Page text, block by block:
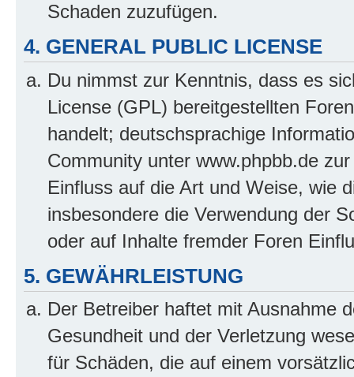
Schaden zuzufügen.
4. GENERAL PUBLIC LICENSE
Du nimmst zur Kenntnis, dass es
License (GPL) bereitgestellten
handelt; deutschsprachige
Community unter www.phpbb.de
Einfluss auf die Art und Weise, wie
insbesondere die Verwendung der
oder auf Inhalte fremder Foren
5. GEWÄHRLEISTUNG
Der Betreiber haftet mit Ausnahme
Gesundheit und der Verletzung
für Schäden, die auf einem